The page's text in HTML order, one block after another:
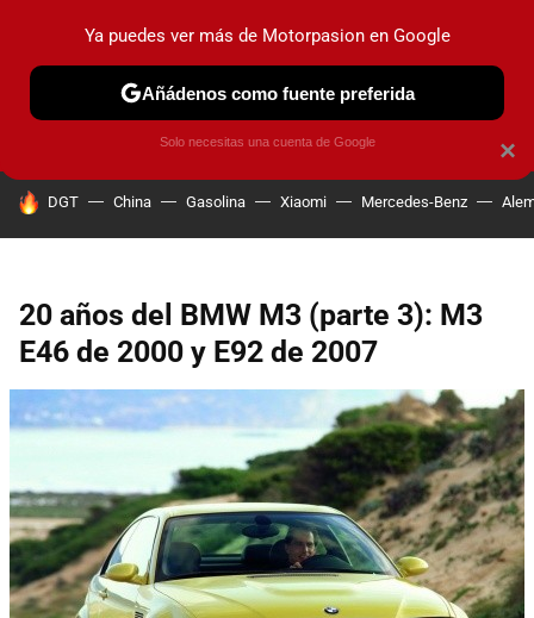
PRUEBAS COCHES ELÉCTRICOS OBSERVATORIO
HOY SE HABLA DE
DGT China Gasolina Xiaomi Mercedes-Benz
20 años del BMW M3 (parte 3): M3
E46 de 2000 y E92 de 2007
×
Ya puedes ver más de Motorpasion en Google
Añádenos como fuente preferida
Solo necesitas una cuenta de Google